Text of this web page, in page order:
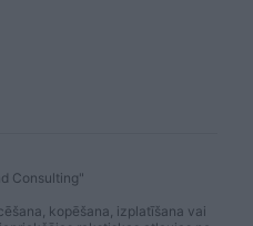
Consulting"
kopēšana, izplatīšana vai